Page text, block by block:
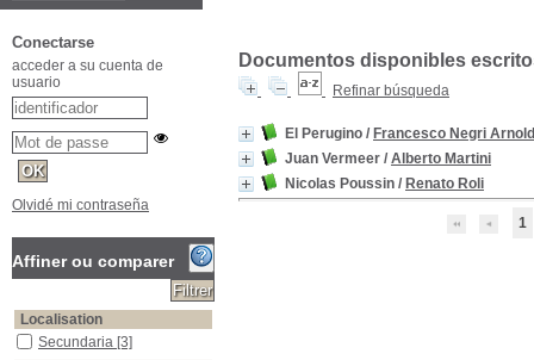
Documentos disponibles
Refinar búsqueda
El Perugino / Francesco Negri
Juan Vermeer / Alberto Martini
Nicolas Poussin / Renato Roli
1
Conectarse
acceder a su cuenta de
usuario
Olvidé mi contraseña
Affiner ou comparer
Localisation
Secundaria [3]